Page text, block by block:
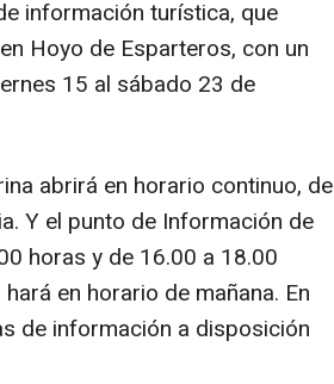
información turística, que
Hoyo de Esparteros, con un
15 al sábado 23 de
abrirá en horario continuo, de
Y el punto de Información de
horas y de 16.00 a 18.00
en horario de mañana. En
de información a disposición